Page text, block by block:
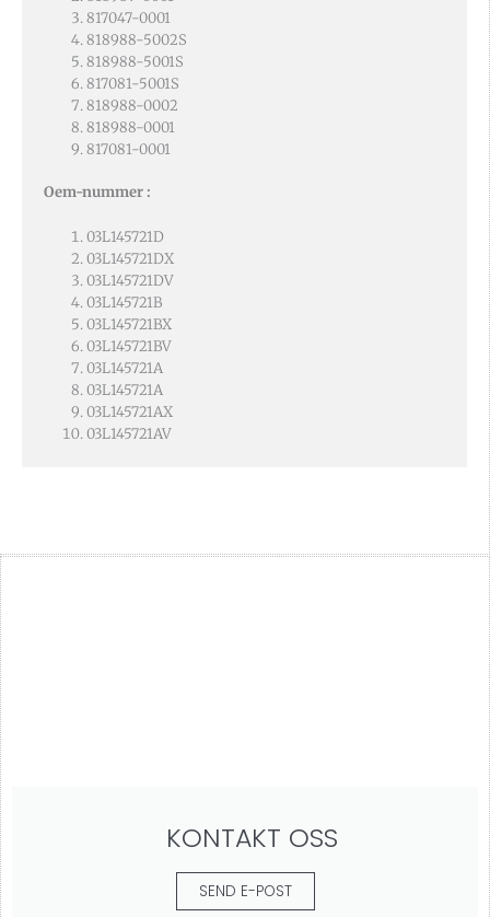
817047-0001
818988-5002S
818988-5001S
817081-5001S
818988-0002
818988-0001
817081-0001
Oem-nummer :
03L145721D
03L145721DX
03L145721DV
03L145721B
03L145721BX
03L145721BV
03L145721A
03L145721A
03L145721AX
03L145721AV
KONTAKT OSS
SEND E-POST